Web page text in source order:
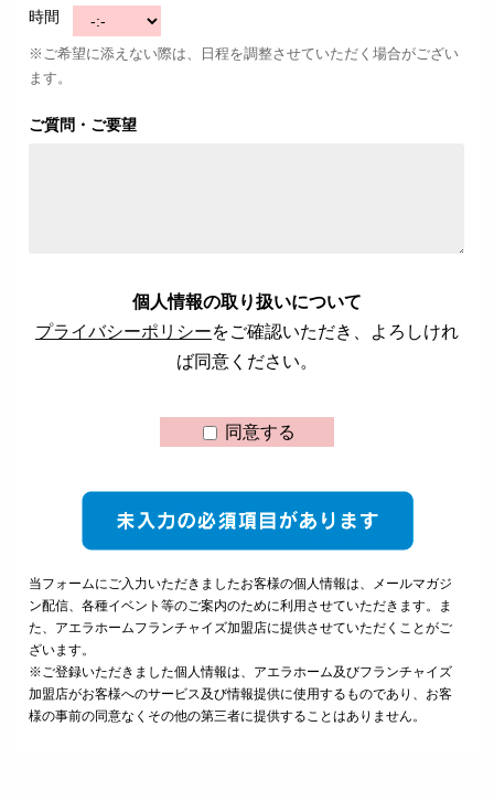
時間
※ご希望に添えない際は、日程を調整させていただく場合がござい
ます。
ご質問・ご要望
個人情報の取り扱いについて
プライバシーポリシーをご確認いただき、よろしけれ
ば同意ください。
同意する
当フォームにご入力いただきましたお客様の個人情報は、メールマガジ
ン配信、各種イベント等のご案内のために利用させていただきます。ま
た、アエラホームフランチャイズ加盟店に提供させていただくことがご
ざいます。
※ご登録いただきました個人情報は、アエラホーム及びフランチャイズ
加盟店がお客様へのサービス及び情報提供に使用するものであり、お客
様の事前の同意なくその他の第三者に提供することはありません。